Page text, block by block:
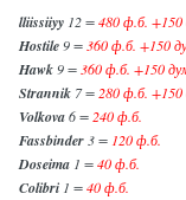
lliissiiyy 12 =480 ф.б. +150
Hostile9 =360 ф.б. +150
Hawk9 =360 ф.б. +150
Strannik 7 =280 ф.б. +150
Volkova6 =240 ф.б.
Fassbinder3 = 120 ф.б.
Doseima 1 =40 ф.б.
Colibri 1 =40 ф.б.